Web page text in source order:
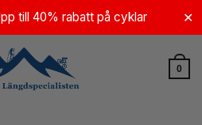
till 40% rabatt på cyklar ✕
0